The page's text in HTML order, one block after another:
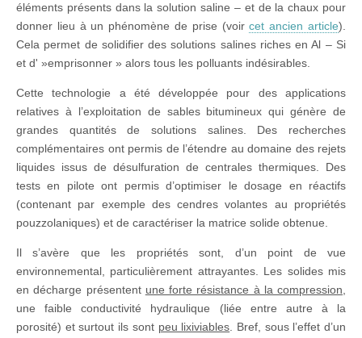
éléments présents dans la solution saline – et de la chaux pour
donner lieu à un phénomène de prise (voircet ancien article).
Cela permet de solidifier des solutions salines riches en Al – Si
et d' »emprisonner » alors tous les polluants indésirables.
Cette technologie a été développée pour des applications
relatives à l’exploitation de sables bitumineux qui génère de
grandes quantités de solutions salines. Des recherches
complémentaires ont permis de l’étendre au domaine des rejets
liquides issus de désulfuration de centrales thermiques. Des
tests en pilote ont permis d’optimiser le dosage en réactifs
(contenant par exemple des cendres volantes au propriétés
pouzzolaniques) et de caractériser la matrice solide obtenue.
Il s’avère que les propriétés sont, d’un point de vue
environnemental, particulièrement attrayantes. Les solides mis
en décharge présentent une forte résistance à la compression,
une faible conductivité hydraulique (liée entre autre à la
porosité) et surtout ils sont peu lixiviables. Bref, sous l’effet d’un